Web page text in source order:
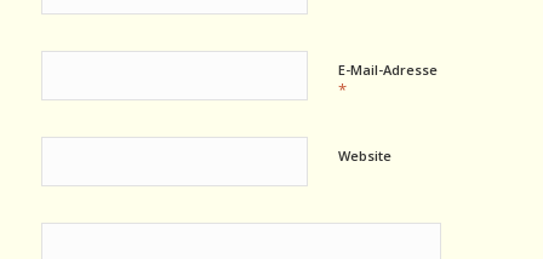
E-Mail-Adresse
*
Website